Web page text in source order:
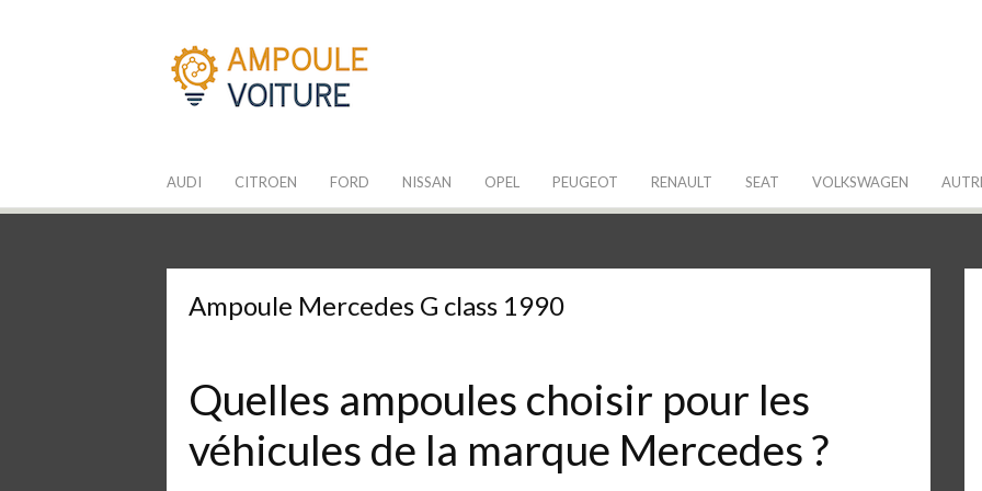
AUDI CITROEN FORD NISSAN OPEL PEUGEOT RENAULT SEAT VOLKSWAGEN
Ampoule Mercedes G class 1990
Quelles ampoules choisir pour les
véhicules de la marque Mercedes ?